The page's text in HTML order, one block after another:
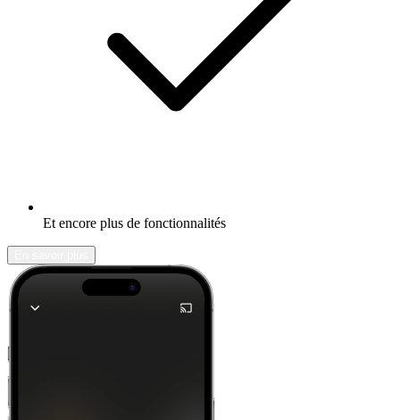
Et encore plus de fonctionnalités